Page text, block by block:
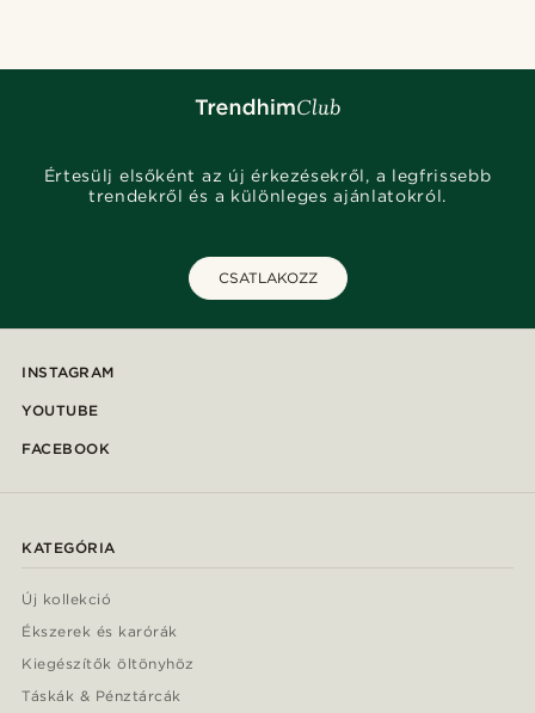
Értesülj elsőként az új érkezésekről, a legfrissebb
trendekről és a különleges ajánlatokról.
CSATLAKOZZ
INSTAGRAM
YOUTUBE
FACEBOOK
KATEGÓRIA
Új kollekció
Ékszerek és karórák
Kiegészítők öltönyhöz
Táskák & Pénztárcák